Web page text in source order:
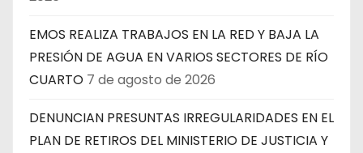
EMOS REALIZA TRABAJOS EN LA RED Y BAJA LA
PRESIÓN DE AGUA EN VARIOS SECTORES DE RÍO
CUARTO 7 de agosto de 2026
DENUNCIAN PRESUNTAS IRREGULARIDADES EN EL
PLAN DE RETIROS DEL MINISTERIO DE JUSTICIA Y